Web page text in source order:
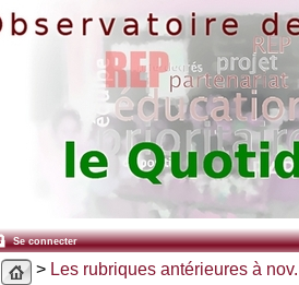
Se connecter
> Les rubriques antérieures à